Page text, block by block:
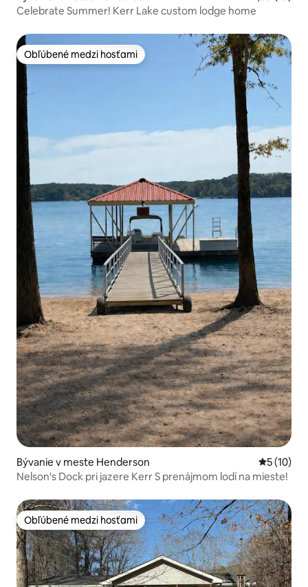
Celebrate Summer! Kerr Lake custom lodge home
Obľúbené medzi hosťami
Obľúbené medzi hosťami
Bývanie v meste Henderson
5 (10)
Nelson's Dock pri jazere Kerr S prenájmom lodí na mieste!
Obľúbené medzi hosťami
Obľúbené medzi hosťami